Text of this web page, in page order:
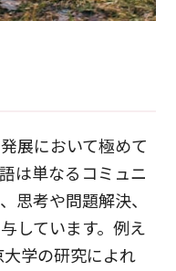
展において極めて
は単なるコミュニ
思考や問題解決、
しています。例え
学の研究によれ